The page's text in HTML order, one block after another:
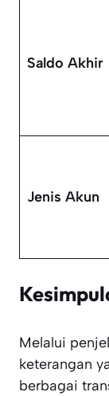
Saldo Akhir
Jenis Akun
Melalui
keterangan
berbagai